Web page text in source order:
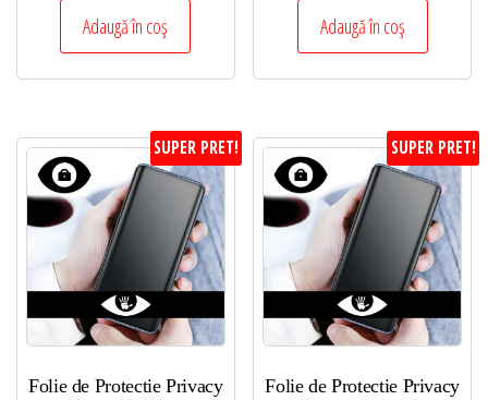
Adaugă în coș Adaugă în coș
SUPER PRET!
Folie de Protectie Privacy
SUPER PRET!
Folie de Protectie Privacy